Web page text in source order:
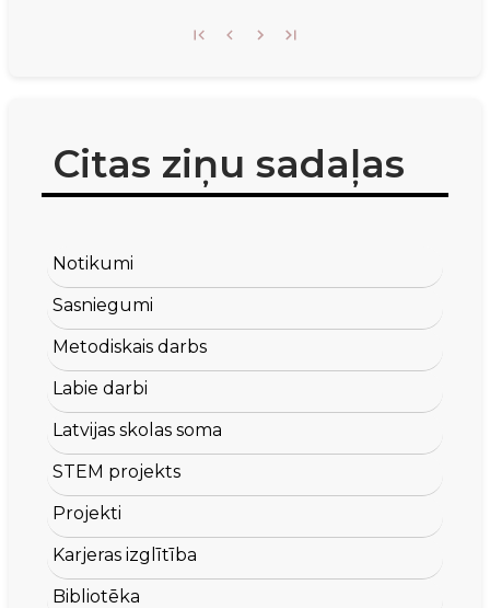
Citas ziņu sadaļas
Notikumi
Sasniegumi
Metodiskais darbs
Labie darbi
Latvijas skolas soma
STEM projekts
Projekti
Karjeras izglītība
Bibliotēka